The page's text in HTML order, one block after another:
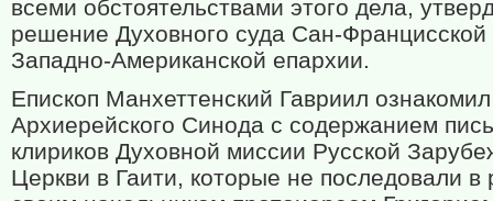
всеми обстоятельствами этого дела,
решение Духовного суда Сан-Францисской
Западно-Американской епархии.
Епископ Манхеттенский Гавриил
Архиерейского Синода с содержанием
клириков Духовной миссии Русской
Церкви в Гаити, которые не последовали в